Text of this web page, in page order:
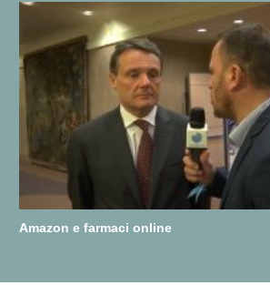
Amazon e farmaci online